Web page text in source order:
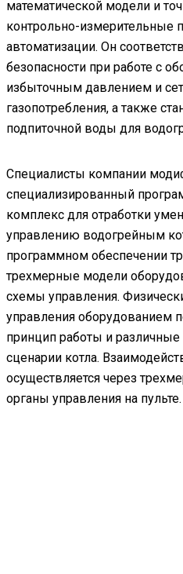
математической модели и
контрольно-измерительные
автоматизации. Он
безопасности при работе с
избыточным давлением и
газопотребления, а также
подпиточной воды для
Специалисты компании
специализированный
комплекс для отработки
управлению водогрейным
программном обеспечении
трехмерные модели
схемы управления.
управления оборудованием
принцип работы и
сценарии котла.
осуществляется через
органы управления на пульте.